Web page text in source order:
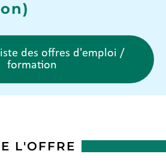
des offres d'emploi /
formation
L'OFFRE